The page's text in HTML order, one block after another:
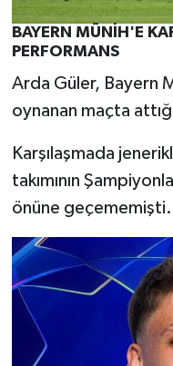
BAYERN MÜNİH'E
PERFORMANS
Arda Güler, Bayern
oynanan maçta
Karşılaşmada
takımının
önüne geçememişti.